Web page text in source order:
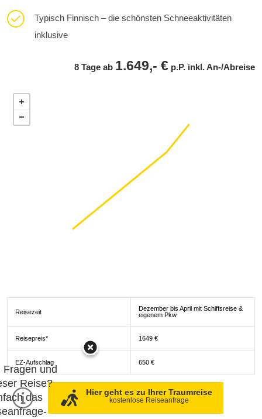
Typisch Finnisch – die schönsten Schneeaktivitäten
inklusive
8 Tage ab 1.649,- €p.P. inkl. An-/Abreise
Reisezeit
Dezember bis April mit Schiffsreise &
eigenem Pkw
Reisepreis* 1649 €
EZ-Aufschlag 650 €
Hier geht es zu Ihrer Traumreise
kostenlose Reiseanfrage
und
Reise?
das